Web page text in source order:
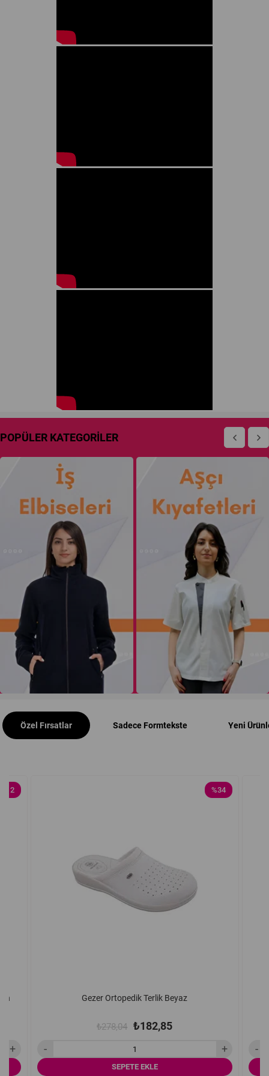
POPÜLER KATEGORİLER
Özel Fırsatlar Sadece Formtekste Yeni
%12
Gezer Ortopedik Terlik Beyaz
₺182,85
₺278,04
%34
SEPETE EKLE